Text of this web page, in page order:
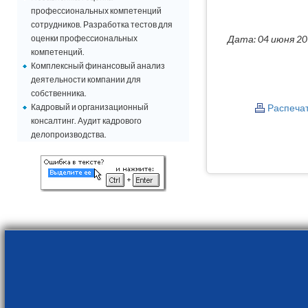
профессиональных компетенций
сотрудников. Разработка тестов для
оценки профессиональных
компетенций.
Комплексный финансовый анализ
деятельности компании для
собственника.
Кадровый и организационный
консалтинг. Аудит кадрового
делопроизводства.
Дата: 04 июня